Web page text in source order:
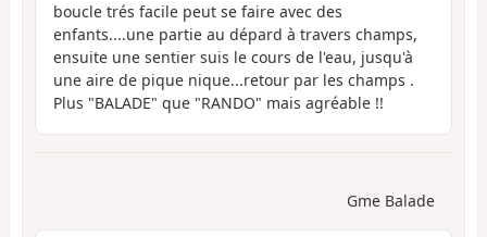
boucle trés facile peut se faire avec des
enfants....une partie au dépard à travers champs,
ensuite une sentier suis le cours de l'eau, jusqu'à
une aire de pique nique...retour par les champs .
Plus "BALADE" que "RANDO" mais agréable !!
Gme Balade